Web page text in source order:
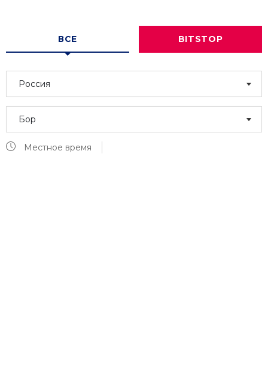
ВСЕ BITSTOP
Россия
Бор
Местное время